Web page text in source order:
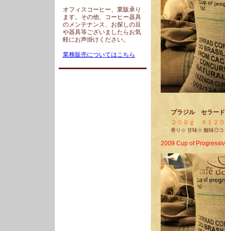
オフィスコーヒー、業販承り
ます。その他、コーヒー器具
のメンテナンス、お探しの豆
や器具等ございましたらお気
軽にお声掛けください。
業務販売についてはこちら
ブラジル セラー
２００ｇ ￥１２
香り☆ 甘味☆ 酸味◎コ
2009 Cup of